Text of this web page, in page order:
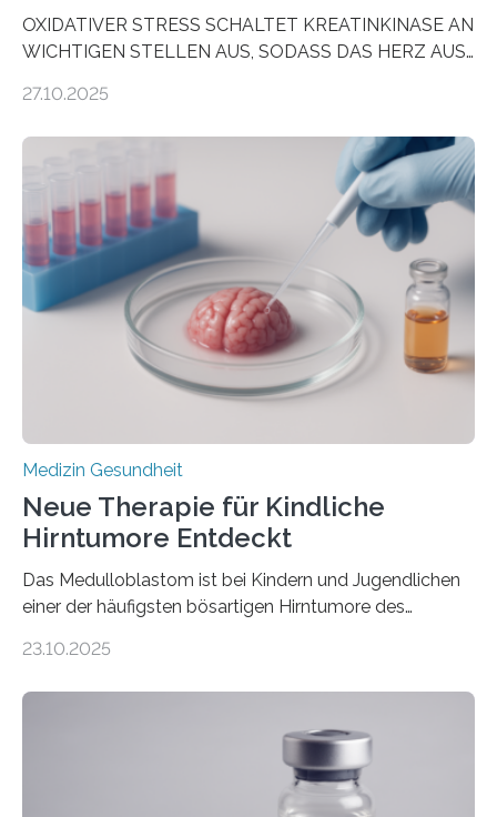
OXIDATIVER STRESS SCHALTET KREATINKINASE AN
WICHTIGEN STELLEN AUS, SODASS DAS HERZ AUS
aus dem Deutschen Zentrum für Herzinsuffizienz
im Journal Circulation, warum der Energietransport bei
der Hypertrophen Kardiomyopathie (HCM) versagen
kann und wie sich durch eine Verringerung der
Herzbelastung und des oxidativen Stresses
Rhythmusstörungen reduzieren lassen. Würzburg. Die
hypertrophe Kardiomyopathie (HCM) ist die häufigste
erblich bedingte Herzerkrankung. Sie führt dazu, dass
sich die linke Herzkammer verdickt, der Herzmuskel zu
stark kontrahiert…
27.10.2025
Medizin Gesundheit
Neue Therapie für Kindliche
Hirntumore Entdeckt
Das Medulloblastom ist bei Kindern und Jugendlichen
einer der häufigsten bösartigen Hirntumore des
Betroffenen können mit heutigen Methoden geheilt
Dringend benötigt werden zielgerichtete Therapien, die
nur Tumorschwachstellen angreifen und normales
Gewebe verschonen. Forschende um Daniel Merk vom
23.10.2025